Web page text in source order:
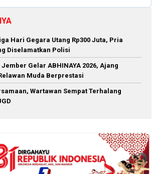
Hari Gegara Utang Rp300 Juta, Pria
Diselamatkan Polisi
Jember Gelar ABHINAYA 2026, Ajang
Muda Berprestasi
Wartawan Sempat Terhalang